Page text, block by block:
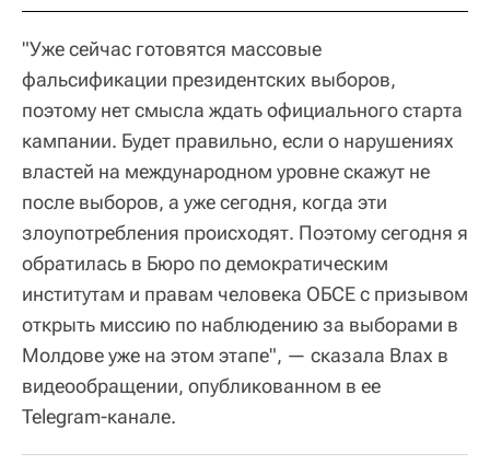
"Уже сейчас готовятся массовые
фальсификации президентских выборов,
поэтому нет смысла ждать официального старта
кампании. Будет правильно, если о нарушениях
властей на международном уровне скажут не
после выборов, а уже сегодня, когда эти
злоупотребления происходят. Поэтому сегодня я
обратилась в Бюро по демократическим
институтам и правам человека ОБСЕ с призывом
открыть миссию по наблюдению за выборами в
Молдове уже на этом этапе", — сказала Влах в
видеообращении, опубликованном в ее
Telegram-канале.